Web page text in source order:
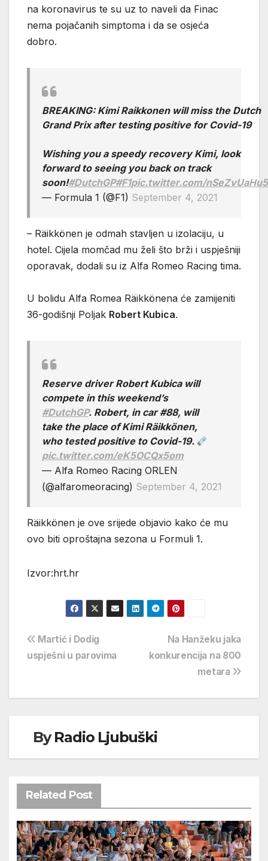
na koronavirus te su uz to naveli da Finac
nema pojačanih simptoma i da se osjeća
dobro.
BREAKING: Kimi Raikkonen will miss the Dutch
Grand Prix after testing positive for Covid-19
Wishing you a speedy recovery Kimi, look
forward to seeing you back on track
soon!#DutchGP#F1pic.twitter.com/nSeZvUaHu5
— Formula 1 (@F1) September 4, 2021
– Räikkönen je odmah stavljen u izolaciju, u
hotel. Cijela momčad mu želi što brži i uspješniji
oporavak, dodali su iz Alfa Romeo Racing tima.
U bolidu Alfa Romea Räikkönena će zamijeniti
36-godišnji Poljak Robert Kubica.
Reserve driver Robert Kubica will
compete in this weekend’s
#DutchGP. Robert, in car #88, will
take the place of Kimi Räikkönen,
who tested positive to Covid-19.
pic.twitter.com/eK5OCQx5om
— Alfa Romeo Racing ORLEN
(@alfaromeoracing) September 4, 2021
Räikkönen je ove srijede objavio kako će mu
ovo biti oproštajna sezona u Formuli 1.
Izvor:hrt.hr
Navigacija
objava
Na Hanžeku jaka
konkurencija na 800
metara
Martić i Dodig
uspješni u parovima
ByRadio Ljubuški
Related Post